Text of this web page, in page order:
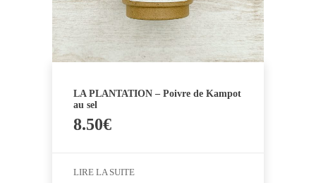
LA PLANTATION – Poivre de Kampot
au sel
8.50€
LIRE LA SUITE